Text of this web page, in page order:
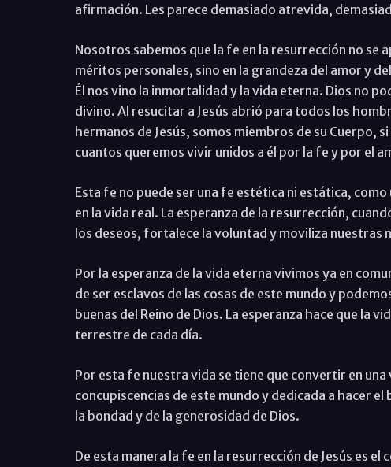
afirmación. Les parece demasiado atrevida,
Nosotros sabemos que la fe en la resurrección no se
méritos personales, sino en la grandeza del amor y
Él nos vino la inmortalidad y la vida eterna. Dios no
divino. Al resucitar a Jesús abrió para todos los
hermanos de Jesús, somos miembros de su Cuerpo,
cuantos queremos vivir unidos a él por la fe y por el
Esta fe no puede ser una fe estética ni estática,
en la vida real. La esperanza de la resurrección,
los deseos, fortalece la voluntad y moviliza nuestras
Por la esperanza de la vida eterna vivimos ya en
de ser esclavos de las cosas de este mundo y
buenas del Reino de Dios. La esperanza hace que la
terrestre de cada día.
Por esta fe nuestra vida se tiene que convertir en
concupiscencias de este mundo y dedicada a hacer
la bondad y de la generosidad de Dios.
De esta manera la fe en la resurrección de Jesús es